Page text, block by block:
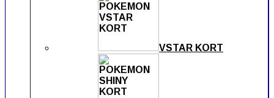
VSTAR KORT